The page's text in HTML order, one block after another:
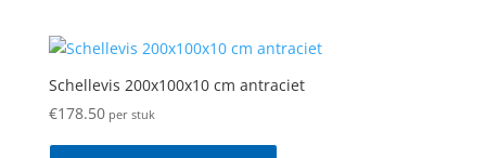
Schellevis 200x100x10 cm antraciet
€178.50per stuk